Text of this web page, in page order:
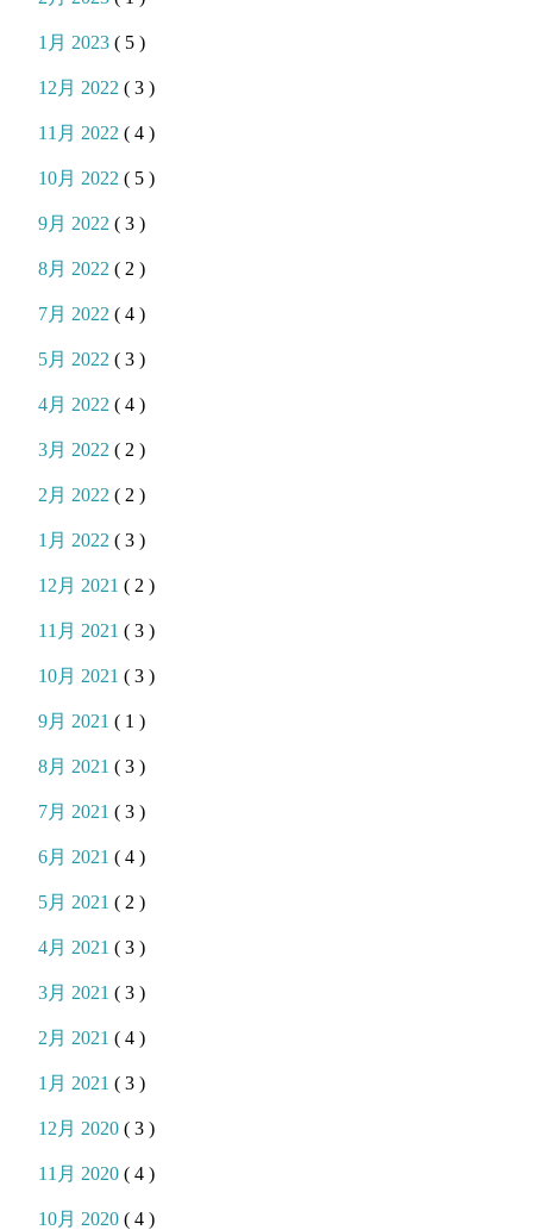
1月 2023( 5 )
12月 2022( 3 )
11月 2022( 4 )
10月 2022( 5 )
9月 2022( 3 )
8月 2022( 2 )
7月 2022( 4 )
5月 2022( 3 )
4月 2022( 4 )
3月 2022( 2 )
2月 2022( 2 )
1月 2022( 3 )
12月 2021( 2 )
11月 2021( 3 )
10月 2021( 3 )
9月 2021( 1 )
8月 2021( 3 )
7月 2021( 3 )
6月 2021( 4 )
5月 2021( 2 )
4月 2021( 3 )
3月 2021( 3 )
2月 2021( 4 )
1月 2021( 3 )
12月 2020( 3 )
11月 2020( 4 )
10月 2020( 4 )